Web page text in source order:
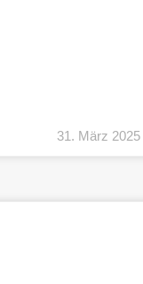
31. März 2025